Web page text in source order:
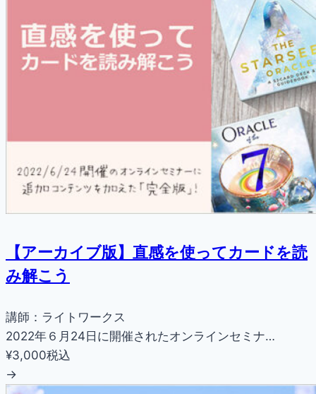
【アーカイブ版】直感を使ってカードを読
み解こう
講師：ライトワークス
2022年６月24日に開催されたオンラインセミナ…
¥3,000税込
→